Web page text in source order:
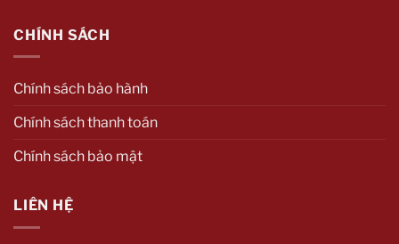
CHÍNH SÁCH
Chính sách bảo hành
Chính sách thanh toán
Chính sách bảo mật
LIÊN HỆ